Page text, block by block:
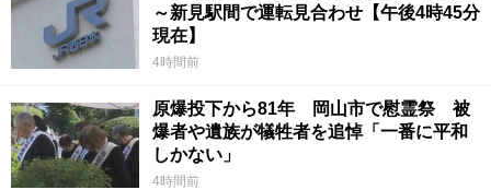
～新見駅間で運転見合わせ【午後4時45分
現在】
4時間前
原爆投下から81年 岡山市で慰霊祭 被
爆者や遺族が犠牲者を追悼「一番に平和
しかない」
4時間前